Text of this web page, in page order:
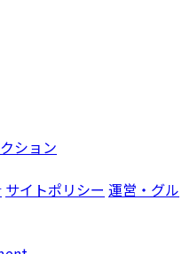
ション
サイトポリシー 運営・グル